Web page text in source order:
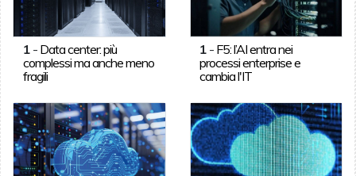
1- Data center: più
complessi ma anche meno
fragili
1 - F5: l’AI entra nei
processi enterprise e
cambia l'IT